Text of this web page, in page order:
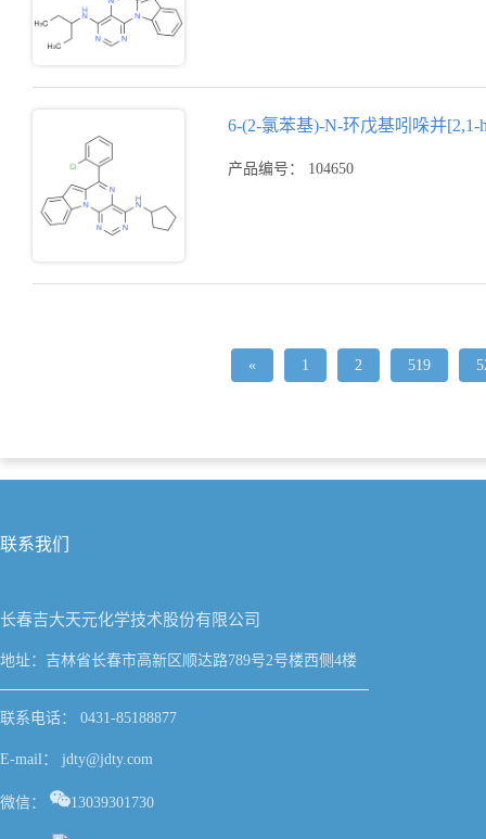
6-(2-氯苯基)-N-环戊基吲哚并[2,1-
产品编号： 104650
« 1 2 519
联系我们
长春吉大天元化学技术股份有限公司
地址：吉林省长春市高新区顺达路789号2号楼西侧4楼
联系电话： 0431-85188877
E-mail： jdty@jdty.com
微信： 13039301730